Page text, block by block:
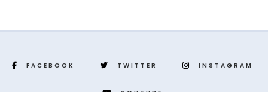
FACEBOOK TWITTER INSTAGRAM